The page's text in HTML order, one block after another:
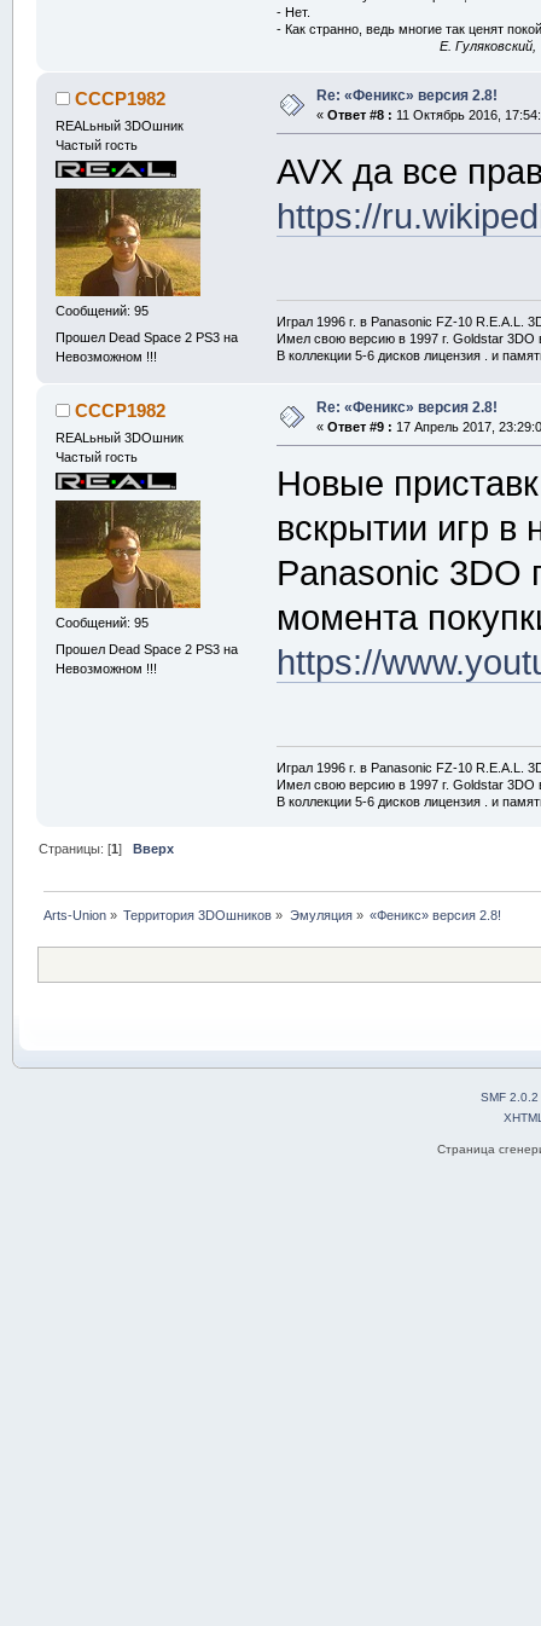
- Нет.
- Как странно, ведь многие так ценят
E.
CCCP1982
REALьный 3DOшник
Частый гость
Сообщений: 95
Прошел Dead Space 2 PS3 на
Невозможном !!!
Re: «Феникс» версия 2.8!
« Ответ #8 : 11 Октябрь 2016,
AVX да все
https://
Играл 1996 г. в Panasonic FZ-10 R.E.A.L.
Имел свою версию в 1997 г. Goldstar 3DO
В коллекции 5-6 дисков лицензия . и
CCCP1982
REALьный 3DOшник
Частый гость
Сообщений: 95
Прошел Dead Space 2 PS3 на
Невозможном !!!
Re: «Феникс» версия 2.8!
« Ответ #9 : 17 Апрель 2017,
Новые
вскрытии игр в
Panasonic 3DO
момента
https://
Играл 1996 г. в Panasonic FZ-10 R.E.A.L.
Имел свою версию в 1997 г. Goldstar 3DO
В коллекции 5-6 дисков лицензия . и
Страницы: [1]Вверх
Arts-Union » Территория 3DOшников » Эмуляция» «Феникс» версия 2.8!
SMF 2.0.2
Страница